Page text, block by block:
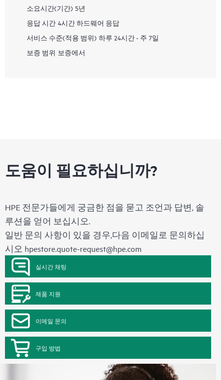
소요시간(기간) 5년
응답 시간 4시간 하드웨어 응답
서비스 수준(적용 범위) 하루 24시간 - 주 7일
보증 범위 보증에서
도움이 필요하십니까?
HPE 전문가들에게 궁금한 점을 묻고 조언과 답변, 솔
루션을 얻어 보십시오.
일반 문의 사항이 있을 경우,다음 이메일로 문의하십
시오 hpestore.quote-request@hpe.com
실시간 채팅
제품 지원
이메일 문의
구입 방법